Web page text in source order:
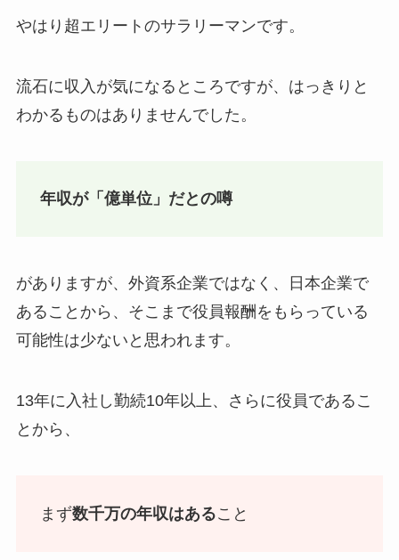
やはり超エリートのサラリーマンです。
流石に収入が気になるところですが、はっきりと
わかるものはありませんでした。
年収が「億単位」だとの噂
がありますが、外資系企業ではなく、日本企業で
あることから、そこまで役員報酬をもらっている
可能性は少ないと思われます。
13年に入社し勤続10年以上、さらに役員であるこ
とから、
まず数千万の年収はあること